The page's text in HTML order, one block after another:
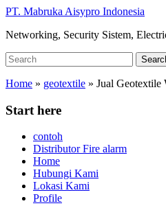
Skip
main
PT. Mabruka Aisypro Indonesia
Networking, Security Sistem,
Search
for:
Home » geotextile » Jual Geotextile
Start here
contoh
Distributor Fire alarm
Home
Hubungi Kami
Lokasi Kami
Profile